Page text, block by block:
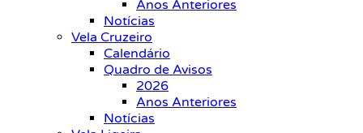
Anos Anteriores
Notícias
Vela Cruzeiro
Calendário
Quadro de Avisos
2026
Anos Anteriores
Notícias